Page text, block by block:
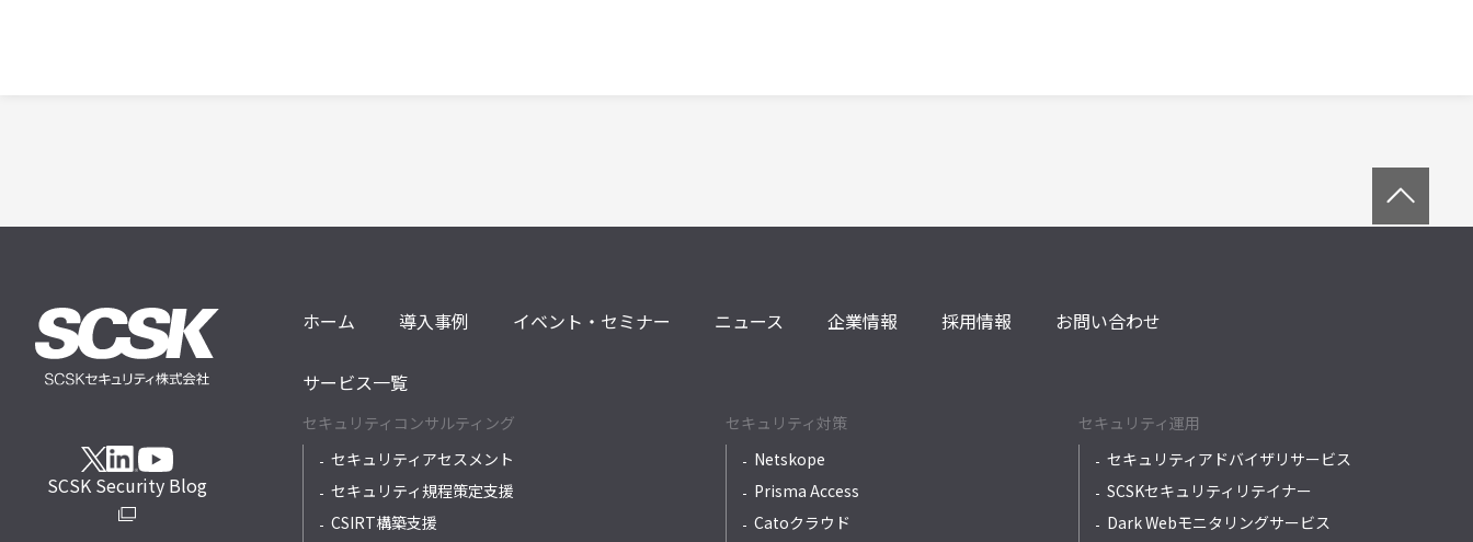
SCSK Security Blog
ホーム 導入事例 イベント・セミナー ニュース 企業情報 採用情報 お問い合わせ
サービス一覧
セキュリティコンサルティング
セキュリティアセスメント
セキュリティ規程策定支援
CSIRT構築支援
セキュリティ対策
Netskope
Prisma Access
Catoクラウド
セキュリティ運用
セキュリティアドバイザリサービス
SCSKセキュリティリテイナー
Dark Webモニタリングサービス